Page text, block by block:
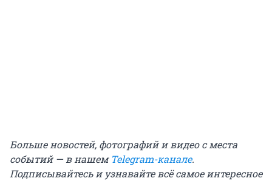
Больше новостей, фотографий и видео с места
событий — в нашем Telegram-канале.
Подписывайтесь и узнавайте всё самое интересное